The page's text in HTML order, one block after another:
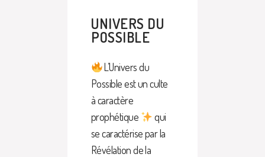
UNIVERS DU
POSSIBLE
L’Univers du
Possible est un culte
à caractère
prophétique
qui
se caractérise par la
Révélation de la